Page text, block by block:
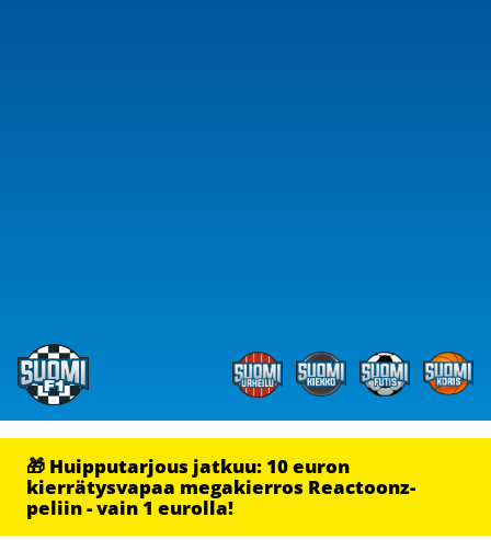
🎁 Huipputarjous jatkuu: 10 euron
kierrätysvapaa megakierros Reactoonz-
peliin - vain 1 eurolla!